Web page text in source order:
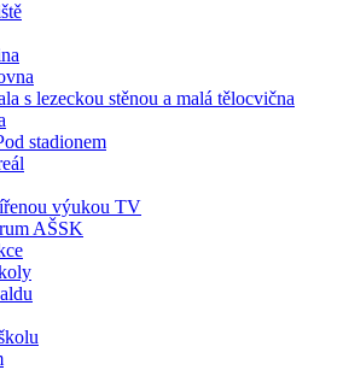
s lezeckou stěnou a malá tělocvična
stadionem
výukou TV
AŠSK